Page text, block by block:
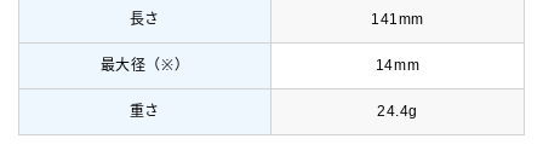
長さ 141mm
最大径（※） 14mm
重さ 24.4g